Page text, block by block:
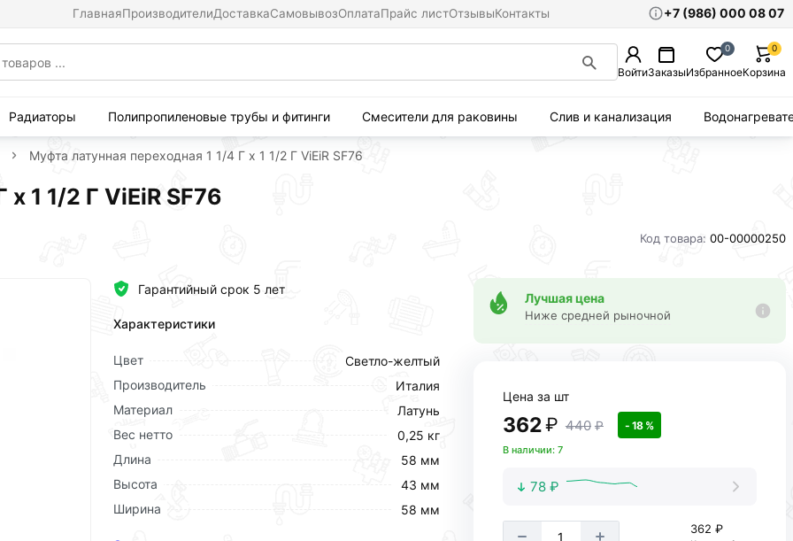
ГлавнаяПроизводителиДоставкаСамовывозОплатаПрайс листОтзывыКонтакты +7 (986) 000 08 07
ВойтиЗаказыИзбранное
0
Корзина
0
Радиаторы Полипропиленовые трубы и фитинги Смесители для раковины Слив и канализация
Муфта латунная переходная 1 1/4 Г х 1 1/2 Г ViEiR SF76
1 1/2 Г ViEiR SF76
Код товара: 00-00000250
Гарантийный срок 5 лет
Характеристики
Цвет
Светло-желтый
Производитель
Италия
Материал
Латунь
Вес нетто
0,25 кг
Длина
58 мм
Высота
43 мм
Ширина
58 мм
Лучшая цена
Ниже средней рыночной
Цена за шт
362₽ 440 ₽ - 18 %
В наличии: 7
78 ₽
362 ₽